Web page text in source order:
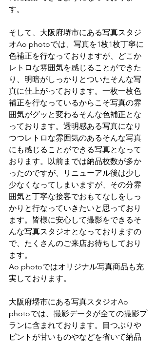
す。
そして、大阪府堺市にある写真スタジ
オAo photoでは、写真を1枚1枚丁寧に
色補正を行なっておりますが、どこか
レトロな雰囲気を感じることができた
り、明暗がしっかりとついたそんな写
真に仕上がっております。一枚一枚色
補正を行なっているからこそ写真の雰
囲気がグッと変わるそんな色補正とな
っております。透明感ある写真になり
つつレトロな雰囲気のあるそんな写真
にも感じることができる写真となって
おります。以前までは納品枚数が多か
ったのですが、リニューアル後は少し
少なくなってしまいますが、その分雰
囲気と丁寧な接客でおもてなしをしっ
かりと行なっていきたいと思っており
ます。皆様に安心して撮影をできるそ
んな写真スタジオとなっておりますの
で、たくさんのご来店お待ちしており
ます。
Ao photoではオリジナル写真商品も充
実しております。
大阪府堺市にある写真スタジオAo
photoでは、撮影データが全ての撮影プ
ランに含まれております。目つぶりや
ピントが甘いものやなどを省いて納品